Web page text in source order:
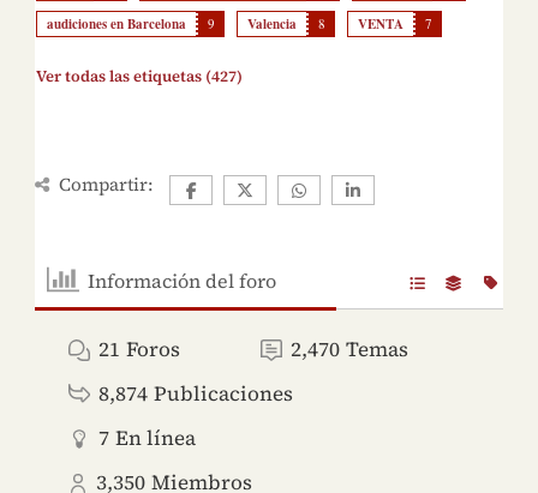
audiciones en Barcelona 9 Valencia 8 VENTA 7
Ver todas las etiquetas (427)
Compartir:
Información del foro
21 Foros 2,470 Temas
8,874 Publicaciones
7 En línea
3,350 Miembros